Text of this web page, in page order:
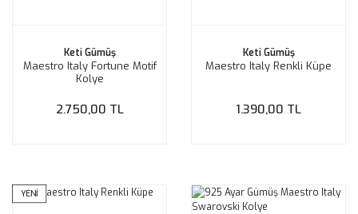
Keti Gümüş
Maestro Italy Fortune Motif
Kolye
2.750,00 TL
Keti Gümüş
Maestro Italy Renkli Küpe
1.390,00 TL
YENİ